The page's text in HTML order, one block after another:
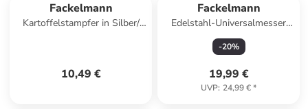
Fackelmann
Kartoffelstampfer in Silber/
10,49 €
Fackelmann
Edelstahl-Universalmesser
"Swing" - (L)30 cm
-20%
19,99 €
UVP: 24,99 €*